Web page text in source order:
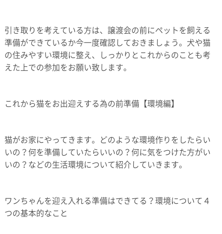
引き取りを考えている方は、譲渡会の前にペットを飼える
準備ができているか今一度確認しておきましょう。犬や猫
の住みやすい環境に整え、しっかりとこれからのことも考
えた上での参加をお願い致します。
これから猫をお出迎えする為の前準備【環境編】
猫がお家にやってきます。どのような環境作りをしたらい
いの？何を準備していたらいいの？何に気をつけた方がい
いの？などの生活環境について紹介していきます。
ワンちゃんを迎え入れる準備はできてる？環境について４
つの基本的なこと